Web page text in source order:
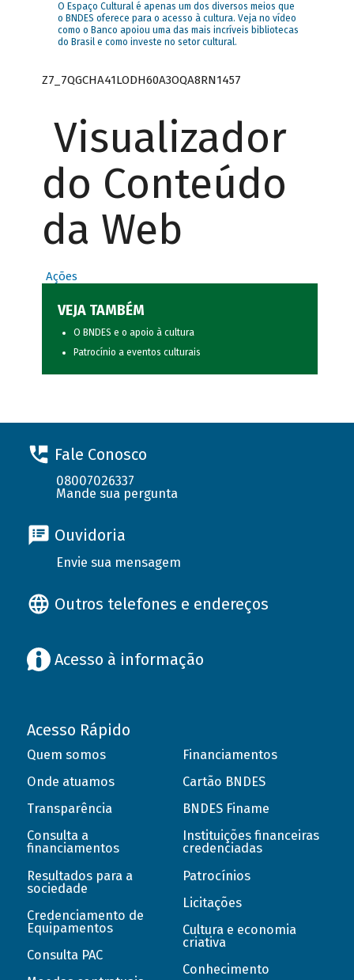
O Espaço Cultural é apenas um dos diversos meios que
o BNDES oferece para o acesso à cultura. Veja no vídeo
como o Banco apoiou uma das mais incríveis bibliotecas
do Brasil e como investe no setor cultural.
Z7_7QGCHA41LODH60A3OQA8RN1457
Visualizador
do Conteúdo
da Web
Ações
VEJA TAMBÉM
O BNDES e o apoio à cultura
Patrocínio a eventos culturais
Fale Conosco
08007026337
Mande sua pergunta
Ouvidoria
Envie sua mensagem
Outros telefones e endereços
Acesso à informação
Acesso Rápido
Quem somos
Onde atuamos
Transparência
Consulta a
financiamentos
Resultados para a
sociedade
Credenciamento de
Equipamentos
Consulta PAC
Financiamentos
Cartão BNDES
BNDES Finame
Instituições financeiras
credenciadas
Patrocínios
Licitações
Cultura e economia
criativa
Conhecimento